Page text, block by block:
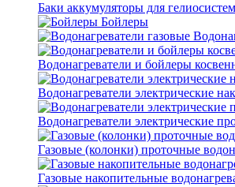
Баки аккумуляторы для
Бойлеры
Водонагреватели и бойлеры
Водонагреватели электрические
Водонагреватели электрические
Газовые (колонки) проточные
Газовые накопительные